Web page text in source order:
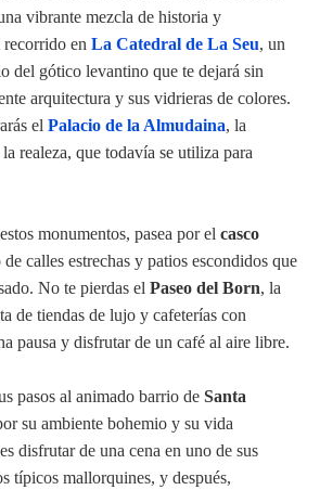
vibrante mezcla de historia y
en La Catedral de La Seu, un
del gótico levantino que te dejará sin
arquitectura y sus vidrieras de colores.
el Palacio de la Almudaina, la
realeza, que todavía se utiliza para
monumentos, pasea por el casco
calles estrechas y patios escondidos que
No te pierdas el Paseo del Born, la
de tiendas de lujo y cafeterías con
pausa y disfrutar de un café al aire libre.
pasos al animado barrio de Santa
su ambiente bohemio y su vida
disfrutar de una cena en uno de sus
típicos mallorquines, y después,